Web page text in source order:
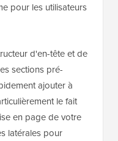
pour les utilisateurs
d'en-tête et de
sections pré-
ajouter à
le fait
en page de votre
latérales pour